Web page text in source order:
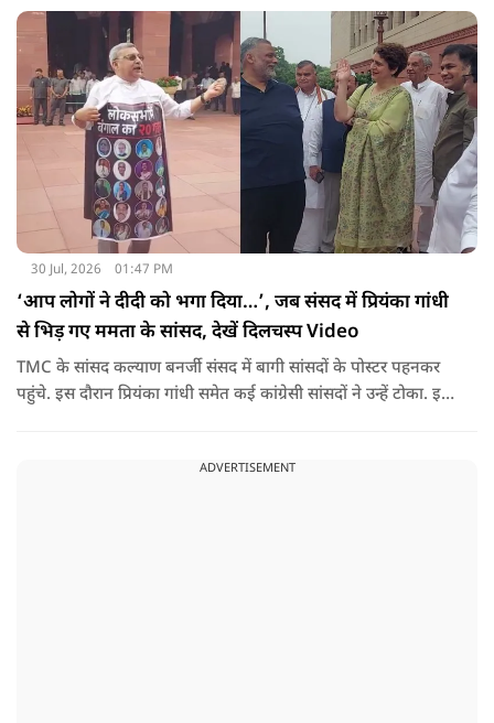
30 Jul, 2026 01:47 PM
‘आप लोगों ने दीदी को भगा दिया…’, जब संसद में प्रियंका गांधी
से भिड़ गए ममता के सांसद, देखें दिलचस्प Video
TMC के सांसद कल्याण बनर्जी संसद में बागी सांसदों के पोस्टर पहनकर
पहुंचे. इस दौरान प्रियंका गांधी समेत कई कांग्रेसी सांसदों ने उन्हें टोका. इस
ADVERTISEMENT